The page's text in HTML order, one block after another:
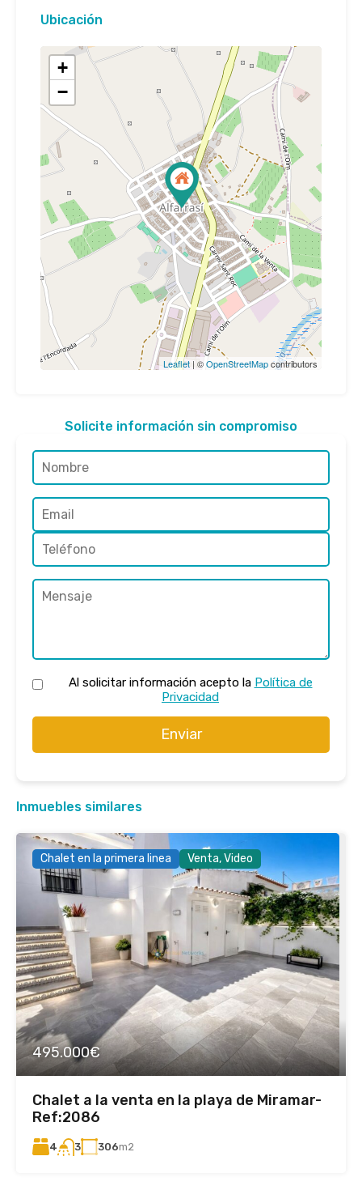
Ubicación
+
−
Leaflet | ©OpenStreetMapcontributors
Solicite información sin compromiso
Al solicitar información acepto la Política de
Privacidad
Enviar
Inmuebles similares
Chalet en la primera linea Venta, Video
495.000€
Chalet a la venta en la playa de Miramar-
Ref:2086
4 3 306m2